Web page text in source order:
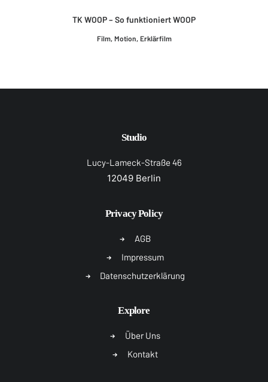
TK WOOP – So funktioniert WOOP
Film, Motion Erklärfilm
Studio
Lucy-Lameck-Straße 46
12049 Berlin
Privacy Policy
AGB
Impressum
Datenschutzerklärung
Explore
Über Uns
Kontakt